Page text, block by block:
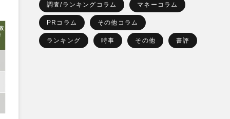
調査/ランキングコラム マネーコラム
PRコラム その他コラム
ランキング 時事 その他 書評